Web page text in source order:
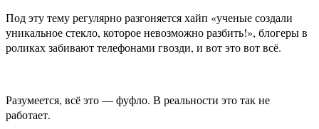
Под эту тему регулярно разгоняется хайп «ученые создали
уникальное стекло, которое невозможно разбить!», блогеры в
роликах забивают телефонами гвозди, и вот это вот всё.
Разумеется, всё это — фуфло. В реальности это так не
работает.